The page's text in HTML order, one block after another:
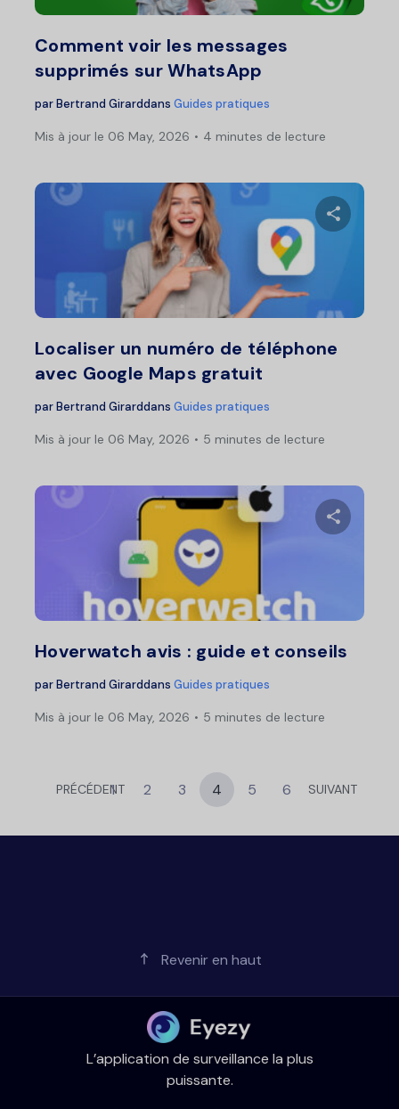
Comment voir les messages
supprimés sur WhatsApp
parBertrand Girarddans Guides pratiques
Mis à jour le 06 May, 2026 4 minutes de lecture
Localiser un numéro de téléphone
avec Google Maps gratuit
parBertrand Girarddans Guides pratiques
Mis à jour le 06 May, 2026 5 minutes de lecture
Hoverwatch avis : guide et conseils
parBertrand Girarddans Guides pratiques
Mis à jour le 06 May, 2026 5 minutes de lecture
PRÉCÉDENT
1 2 3 4 5 6 SUIVANT
Revenir en haut
L’application de surveillance la plus
puissante.